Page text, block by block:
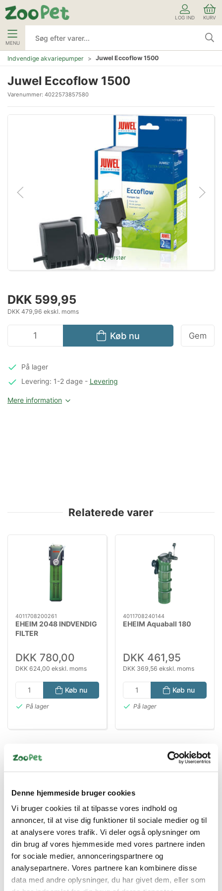
Denne hjemmeside bruger cookies
Vi bruger cookies til at tilpasse vores indhold og
annoncer, til at vise dig funktioner til sociale medier og til
at analysere vores trafik. Vi deler også oplysninger om
din brug af vores hjemmeside med vores partnere inden
for sociale medier, annonceringspartnere og
analysepartnere. Vores partnere kan kombinere disse
data med andre oplysninger, du har givet dem, eller som
LOG IND KURV
MENU
Indvendige akvariepumper Juwel Eccoflow 1500
Juwel Eccoflow 1500
Varenummer: 4022573857580
Forstør
DKK 599,95
DKK 479,96 ekskl. moms
Køb nu Gem
På lager
Levering: 1-2 dage- Levering
Mere information
Relaterede varer
4011708200261
EHEIM 2048 INDVENDIG
FILTER
DKK 780,00
DKK 624,00 ekskl. moms
Køb nu
På lager
4011708240144
EHEIM Aquaball 180
DKK 461,95
DKK 369,56 ekskl. moms
Køb nu
På lager
Bestsælgende varer i Indvendige
akvariepumper
Spar 46%